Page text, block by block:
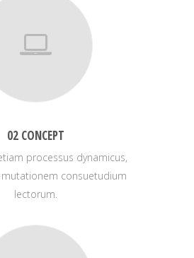
02 CONCEPT
processus dynamicus,
consuetudium
lectorum.